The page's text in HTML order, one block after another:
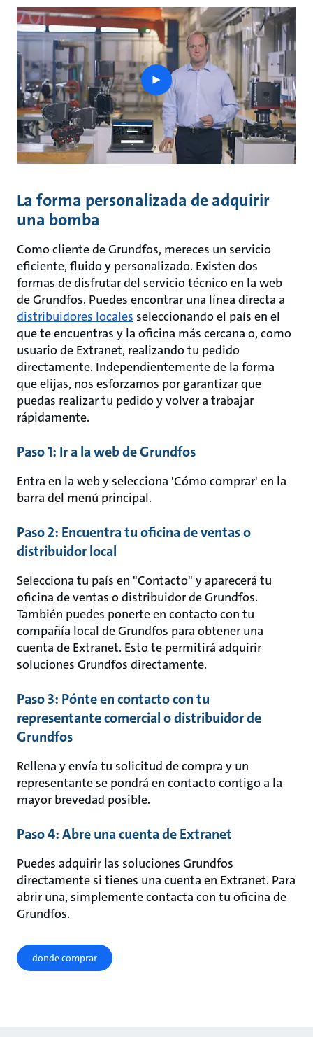
play
button
La forma personalizada de adquirir
una bomba
Como cliente de Grundfos, mereces un servicio
eficiente, fluido y personalizado. Existen dos
formas de disfrutar del servicio técnico en la web
de Grundfos. Puedes encontrar una línea directa a
distribuidores locales seleccionando el país en el
que te encuentras y la oficina más cercana o, como
usuario de Extranet, realizando tu pedido
directamente. Independientemente de la forma
que elijas, nos esforzamos por garantizar que
puedas realizar tu pedido y volver a trabajar
rápidamente.
Paso 1: Ir a la web de Grundfos
Entra en la web y selecciona 'Cómo comprar' en la
barra del menú principal.
Paso 2: Encuentra tu oficina de ventas o
distribuidor local
Selecciona tu país en "Contacto" y aparecerá tu
oficina de ventas o distribuidor de Grundfos.
También puedes ponerte en contacto con tu
compañía local de Grundfos para obtener una
cuenta de Extranet. Esto te permitirá adquirir
soluciones Grundfos directamente.
Paso 3: Pónte en contacto con tu
representante comercial o distribuidor de
Grundfos
Rellena y envía tu solicitud de compra y un
representante se pondrá en contacto contigo a la
mayor brevedad posible.
Paso 4: Abre una cuenta de Extranet
Puedes adquirir las soluciones Grundfos
directamente si tienes una cuenta en Extranet. Para
abrir una, simplemente contacta con tu oficina de
Grundfos.
donde comprar